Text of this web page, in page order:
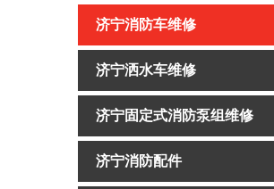
济宁消防车维修
济宁洒水车维修
济宁固定式消防泵组维修
济宁消防配件